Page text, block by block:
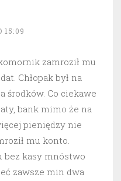
15:09
zamroził mu
Chłopak był na
środków. Co ciekawe
bank mimo że na
pieniędzy nie
mu konto.
bez kasy mnóstwo
zawsze min dwa